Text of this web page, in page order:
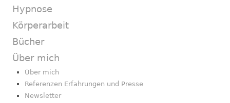
Hypnose
Körperarbeit
Bücher
Über mich
Über mich
Referenzen Erfahrungen und Presse
Newsletter